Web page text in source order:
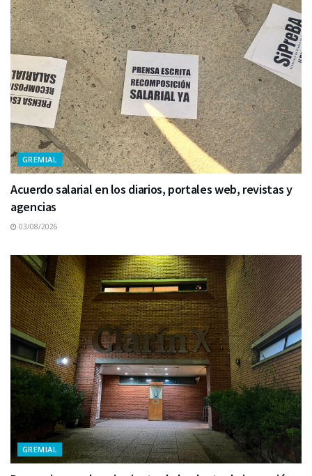
GREMIAL
Acuerdo salarial en los diarios, portales web, revistas y
agencias
03/08/2026
GREMIAL